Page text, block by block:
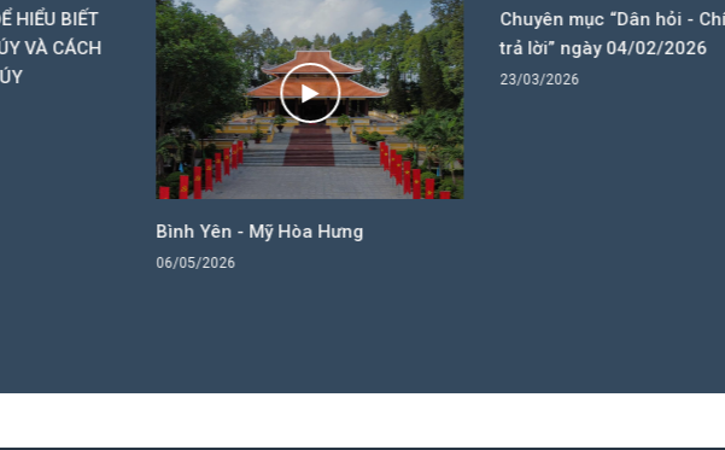
Bình Yên - Mỹ Hòa Hưng
Chuyên mục “Dân hỏi - Chính quyền
trả lời” ngày 04/02/2026
23/03/2026